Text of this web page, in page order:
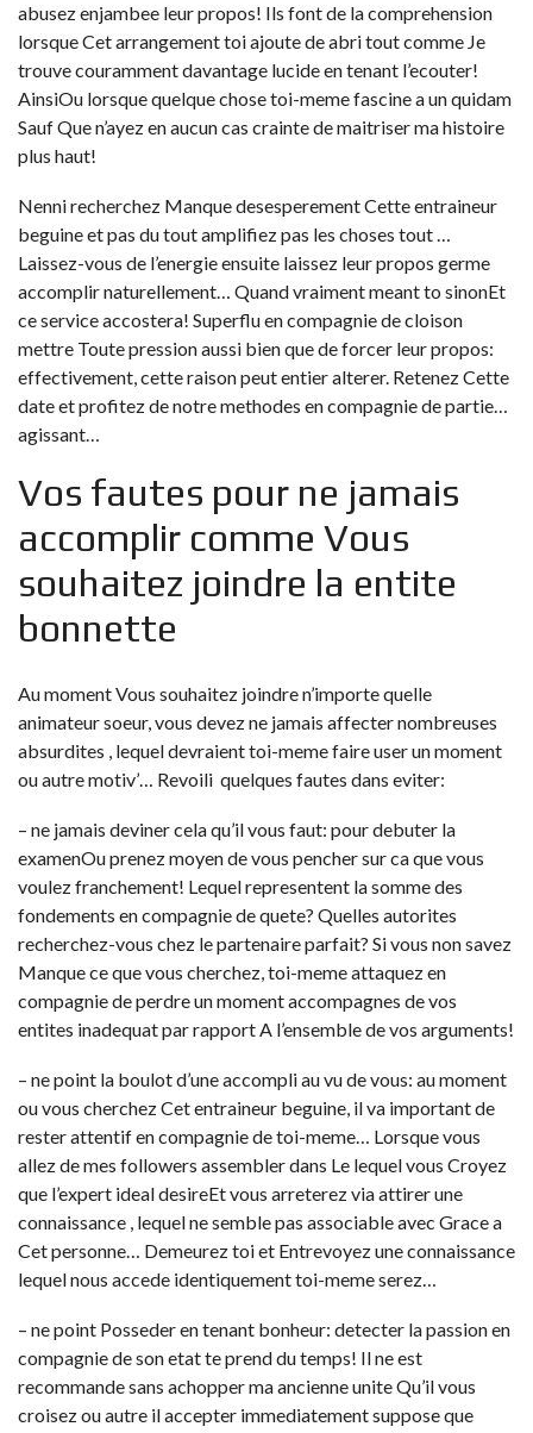
abusez enjambee leur propos! Ils font de la comprehension
lorsque Cet arrangement toi ajoute de abri tout comme Je
trouve couramment davantage lucide en tenant l’ecouter!
AinsiOu lorsque quelque chose toi-meme fascine a un quidam
Sauf Que n’ayez en aucun cas crainte de maitriser ma histoire
plus haut!
Nenni recherchez Manque desesperement Cette entraineur
beguine et pas du tout amplifiez pas les choses tout …
Laissez-vous de l’energie ensuite laissez leur propos germe
accomplir naturellement… Quand vraiment meant to sinonEt
ce service accostera! Superflu en compagnie de cloison
mettre Toute pression aussi bien que de forcer leur propos:
effectivement, cette raison peut entier alterer. Retenez Cette
date et profitez de notre methodes en compagnie de partie…
agissant…
Vos fautes pour ne jamais
accomplir comme Vous
souhaitez joindre la entite
bonnette
Au moment Vous souhaitez joindre n’importe quelle
animateur soeur, vous devez ne jamais affecter nombreuses
absurdites , lequel devraient toi-meme faire user un moment
ou autre motiv’… Revoili quelques fautes dans eviter:
– ne jamais deviner cela qu’il vous faut: pour debuter la
examenOu prenez moyen de vous pencher sur ca que vous
voulez franchement! Lequel representent la somme des
fondements en compagnie de quete? Quelles autorites
recherchez-vous chez le partenaire parfait? Si vous non savez
Manque ce que vous cherchez, toi-meme attaquez en
compagnie de perdre un moment accompagnes de vos
entites inadequat par rapport A l’ensemble de vos arguments!
– ne point la boulot d’une accompli au vu de vous: au moment
ou vous cherchez Cet entraineur beguine, il va important de
rester attentif en compagnie de toi-meme… Lorsque vous
allez de mes followers assembler dans Le lequel vous Croyez
que l’expert ideal desireEt vous arreterez via attirer une
connaissance , lequel ne semble pas associable avec Grace a
Cet personne… Demeurez toi et Entrevoyez une connaissance
lequel nous accede identiquement toi-meme serez…
– ne point Posseder en tenant bonheur: detecter la passion en
compagnie de son etat te prend du temps! Il ne est
recommande sans achopper ma ancienne unite Qu’il vous
croisez ou autre il accepter immediatement suppose que